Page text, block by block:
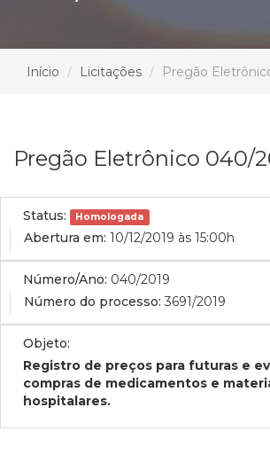
Início Licitações Pregão
Pregão Eletrônico 040/
Status: Homologada
Abertura em: 10/12/2019 às 15:00h
Número/Ano: 040/2019
Número do processo: 3691/2019
Objeto:
Registro de preços para futuras e
compras de medicamentos e
hospitalares.